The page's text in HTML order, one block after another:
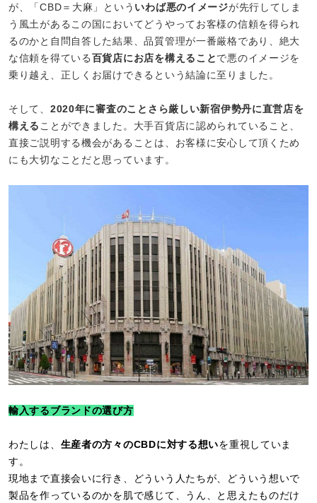
が、「CBD＝大麻」という いわば悪のイメージが先行してしま
う風土があるこの国においてどうやってお客様の信頼を得られ
るのかと自問自答した結果、品質管理が一番厳格であり、絶大
な信頼を得ている百貨店にお店を構えることで悪のイメージを
乗り越え、正しくお届けできるという結論に至りました。
そして、 2020年に審査のことさら厳しい新宿伊勢丹に直営店を
構える ことができました。大手百貨店に認められていること、
直接ご説明する機会があることは、お客様に安心して頂くため
にも大切なことだと思っています。
輸入するブランドの選び方
わたしは、 生産者の方々のCBDに対する想いを重視していま
す。
現地まで直接会いに行き、どういう人たちが、どういう想いで
製品を作っているのかを肌で感じて、うん、と思えたものだけ